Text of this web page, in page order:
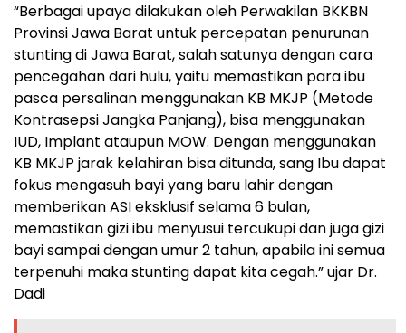
“Berbagai upaya dilakukan oleh Perwakilan BKKBN
Provinsi Jawa Barat untuk percepatan penurunan
stunting di Jawa Barat, salah satunya dengan cara
pencegahan dari hulu, yaitu memastikan para ibu
pasca persalinan menggunakan KB MKJP (Metode
Kontrasepsi Jangka Panjang), bisa menggunakan
IUD, Implant ataupun MOW. Dengan menggunakan
KB MKJP jarak kelahiran bisa ditunda, sang Ibu dapat
fokus mengasuh bayi yang baru lahir dengan
memberikan ASI eksklusif selama 6 bulan,
memastikan gizi ibu menyusui tercukupi dan juga gizi
bayi sampai dengan umur 2 tahun, apabila ini semua
terpenuhi maka stunting dapat kita cegah.” ujar Dr.
Dadi